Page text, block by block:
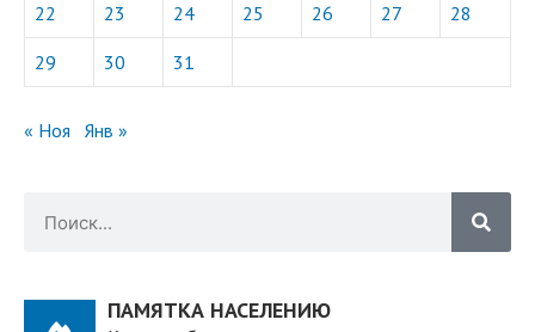
22 23 24 25 26 27 28
29 30 31
« Ноя Янв »
ПАМЯТКА НАСЕЛЕНИЮ